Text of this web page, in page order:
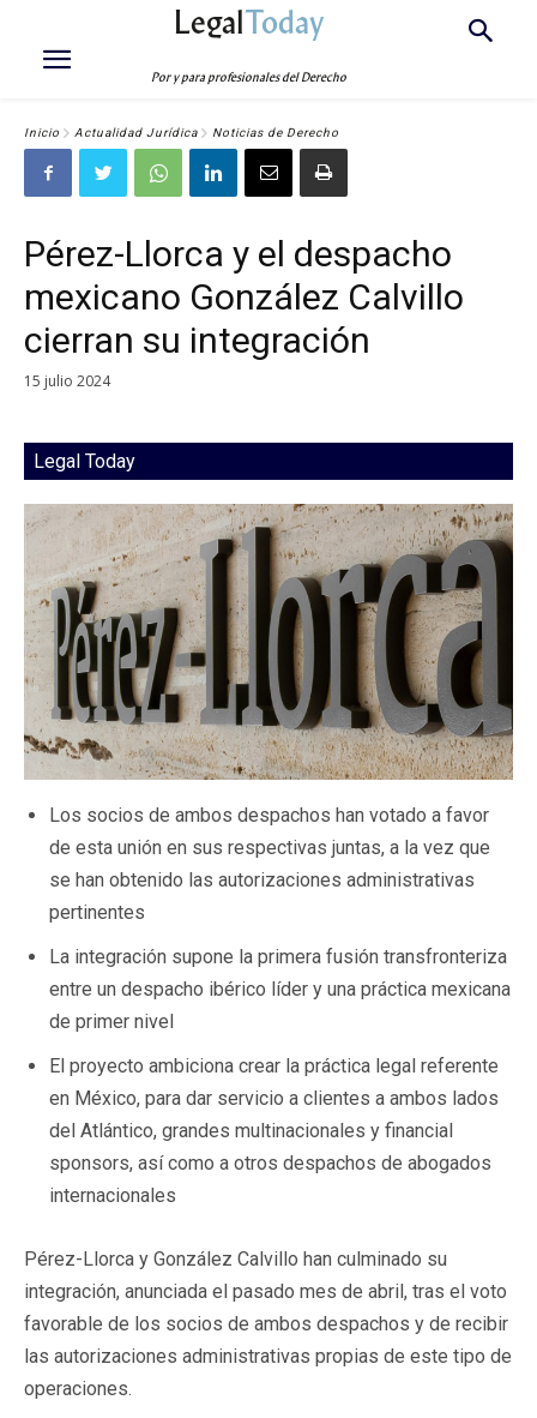
LegalToday
Por y para profesionales del Derecho
Inicio Actualidad Jurídica Noticias de Derecho
Pérez-Llorca y el despacho
mexicano González Calvillo
cierran su integración
15 julio 2024
Legal Today
Los socios de ambos despachos han votado a favor
de esta unión en sus respectivas juntas, a la vez que
se han obtenido las autorizaciones administrativas
pertinentes
La integración supone la primera fusión transfronteriza
entre un despacho ibérico líder y una práctica mexicana
de primer nivel
El proyecto ambiciona crear la práctica legal referente
en México, para dar servicio a clientes a ambos lados
del Atlántico, grandes multinacionales y financial
sponsors, así como a otros despachos de abogados
internacionales
Pérez-Llorca y González Calvillo han culminado su
integración, anunciada el pasado mes de abril, tras el voto
favorable de los socios de ambos despachos y de recibir
las autorizaciones administrativas propias de este tipo de
operaciones.